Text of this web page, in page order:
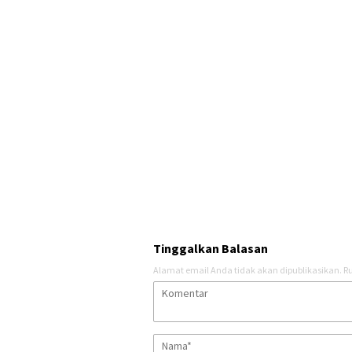
Tinggalkan Balasan
Alamat email Anda tidak akan dipublikasikan.